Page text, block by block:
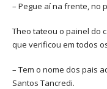
– Pegue aí na frente, no
Theo tateou o painel do
que verificou em todos
– Tem o nome dos pais
Santos Tancredi.